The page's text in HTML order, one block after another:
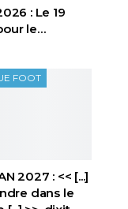
: Le 19
le…
FOOT
2027 : << [...]
dans le